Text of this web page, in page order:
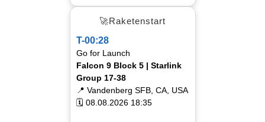
🚀Raketenstart
T-00:28
Go for Launch
Falcon 9 Block 5 | Starlink
Group 17-38
📍 Vandenberg SFB, CA, USA
🗓 08.08.2026 18:35